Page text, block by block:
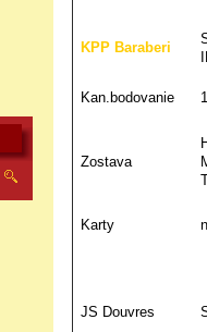
KPP Baraberi
Kan.bodovanie
Zostava
Karty
JS Douvres